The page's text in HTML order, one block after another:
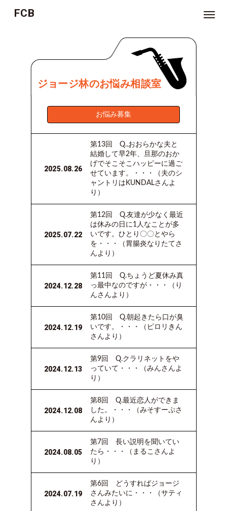
FCB
NEWS
MOVIE
ジ
ョ
ジ
林
の
お
悩
み
相
談
室
つ
ぶ
や
覗
き
穴
ABOUT
LOG
IN
JOIN
ジョージ林のお悩み相談室
お悩み募集
2025.08.26
第13回 ​Q..おおらかな夫と
結婚して早2年、旦那のおか
げでそこそこハッピーに過ご
せています。・・・（夫のシ
ャントリはKUNDALさんよ
り）
2025.07.22
第12回 ​Q.友達が少なく最近
は休みの日に1人なことが多
いです。ひとり〇〇とやら
を・・・（胃腸炎なりたてさ
んより）
2024.12.28
第11回 ​Q.ちょうど夏休み真
っ最中なのですが・・・（り
んさんより）
2024.12.19
第10回 ​Q.朝起きたら口が臭
いです。・・・（ピロリきん
さんより）
2024.12.13
第9回 ​Q.クラリネットをや
っていて・・・（みんさんよ
り）
2024.12.08
第8回 ​Q.最近恋人ができま
した。・・・（みそすーぷさ
んより）
2024.08.05
第7回 ​長い説明を聞いてい
たら・・・（まるこさんよ
り）
2024.07.19
第6回 どうすればジョージ
さんみたいに・・・（サティ
さんより）